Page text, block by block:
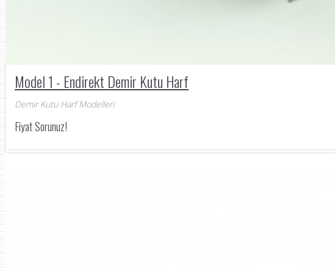
Model 1 - Endirekt Demir Kutu Harf
Demir Kutu Harf Modelleri
Fiyat Sorunuz!